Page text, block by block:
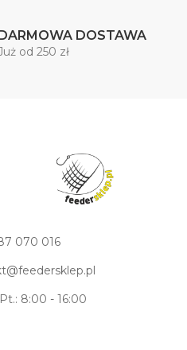
DOSTAWA
od 250 zł
070 016
8:00 - 16:00